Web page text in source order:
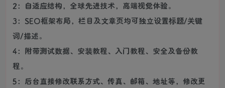
2：自适应结构，全球先进技术，高端视觉体验。
3：SEO框架布局，栏目及文章页均可独立设置标题/关键
词/描述。
4：附带测试数据、安装教程、入门教程、安全及备份教
程。
5：后台直接修改联系方式、传真、邮箱、地址等，修改更